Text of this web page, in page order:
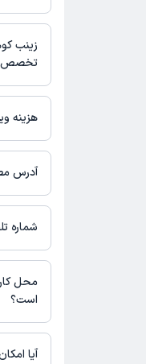
برنامه
پزشکی و
زینب
مامایی
زینب
تخصص
زینب کوهکن
می‌کنند.
هزینه
برای اطلاع
آدرس
شرح زیر
شماره
مطب خیابان
محل
است؟
اطلاعاتی
آیا